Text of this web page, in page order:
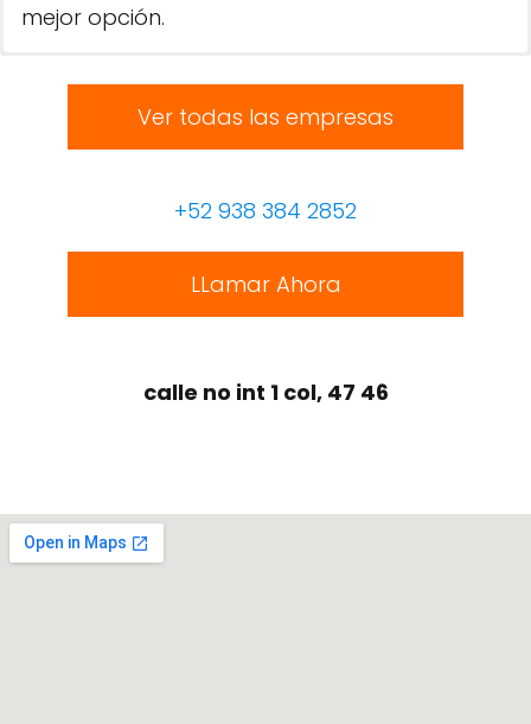
mejor opción.
Ver todas las empresas
+52 938 384 2852
LLamar Ahora
calle no int 1 col, 47 46